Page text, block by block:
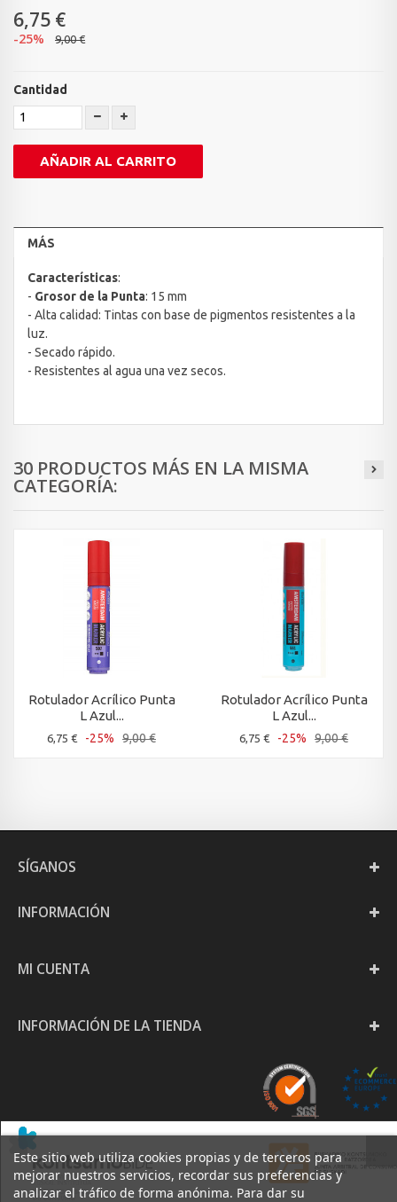
6,75 €
-25% 9,00 €
Cantidad
AÑADIR AL CARRITO
MÁS
Características:
- Grosor de la Punta: 15 mm
- Alta calidad: Tintas con base de pigmentos resistentes a la
luz.
- Secado rápido.
- Resistentes al agua una vez secos.
30 PRODUCTOS MÁS EN LA MISMA
CATEGORÍA:
Rotulador Acrílico Punta
L Azul...
6,75 € -25% 9,00 €
Rotulador Acrílico Punta
L Azul...
6,75 € -25% 9,00 €
Este sitio web utiliza cookies propias y de terceros para
mejorar nuestros servicios, recordar sus preferencias y
analizar el tráfico de forma anónima. Para dar su
SÍGANOS
INFORMACIÓN
MI CUENTA
INFORMACIÓN DE LA TIENDA